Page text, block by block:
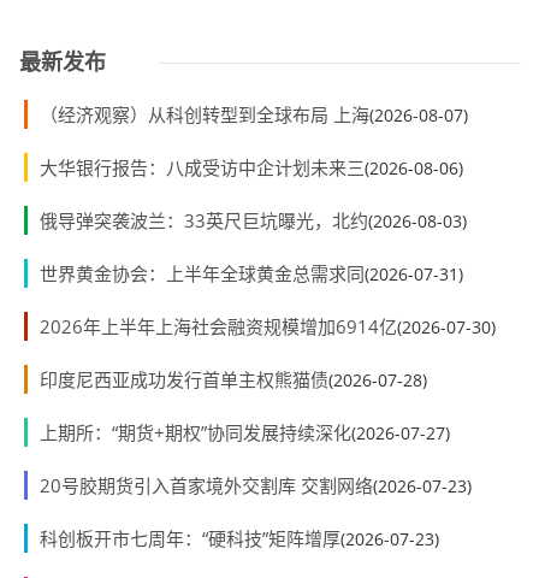
最新发布
（经济观察）从科创转型到全球布局 上海(2026-08-07)
大华银行报告：八成受访中企计划未来三(2026-08-06)
俄导弹突袭波兰：33英尺巨坑曝光，北约(2026-08-03)
世界黄金协会：上半年全球黄金总需求同(2026-07-31)
2026年上半年上海社会融资规模增加6914亿(2026-07-30)
印度尼西亚成功发行首单主权熊猫债(2026-07-28)
上期所：“期货+期权”协同发展持续深化(2026-07-27)
20号胶期货引入首家境外交割库 交割网络(2026-07-23)
科创板开市七周年：“硬科技”矩阵增厚(2026-07-23)